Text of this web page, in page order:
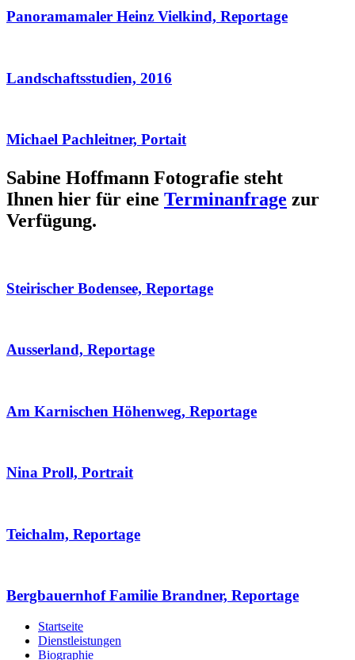
Panoramamaler Heinz Vielkind, Reportage
Landschaftsstudien, 2016
Michael Pachleitner, Portait
Sabine Hoffmann Fotografie steht
Ihnen hier für eine Terminanfrage zur
Verfügung.
Steirischer Bodensee, Reportage
Ausserland, Reportage
Am Karnischen Höhenweg, Reportage
Nina Proll, Portrait
Teichalm, Reportage
Bergbauernhof Familie Brandner, Reportage
Startseite
Dienstleistungen
Biographie